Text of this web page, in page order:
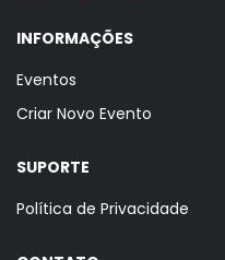
INFORMAÇÕES
Eventos
Criar Novo Evento
SUPORTE
Política de Privacidade